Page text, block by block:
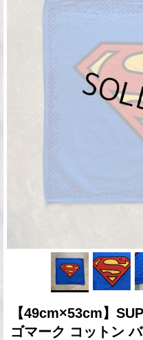
【49cm×53cm】
ゴマーク コットン